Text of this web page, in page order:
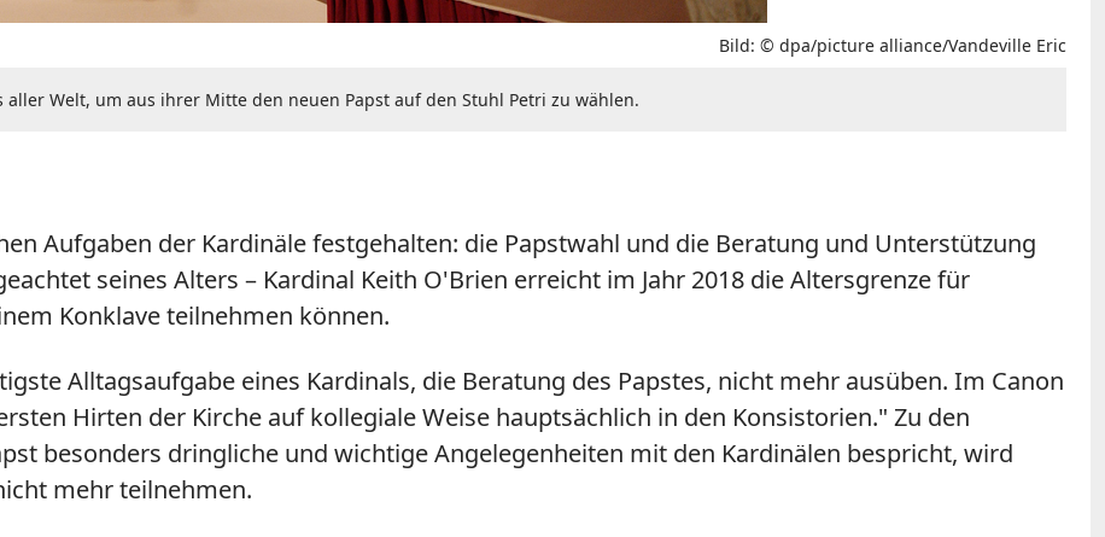
Bild: © dpa/picture alliance/Vandeville Eric
Welt, um aus ihrer Mitte den neuen Papst auf den Stuhl Petri zu wählen.
Aufgaben der Kardinäle festgehalten: die Papstwahl und die Beratung und Unterstützung
seines Alters – Kardinal Keith O'Brien erreicht im Jahr 2018 die Altersgrenze für
Konklave teilnehmen können.
Alltagsaufgabe eines Kardinals, die Beratung des Papstes, nicht mehr ausüben. Im Canon
Hirten der Kirche auf kollegiale Weise hauptsächlich in den Konsistorien." Zu den
besonders dringliche und wichtige Angelegenheiten mit den Kardinälen bespricht, wird
mehr teilnehmen.